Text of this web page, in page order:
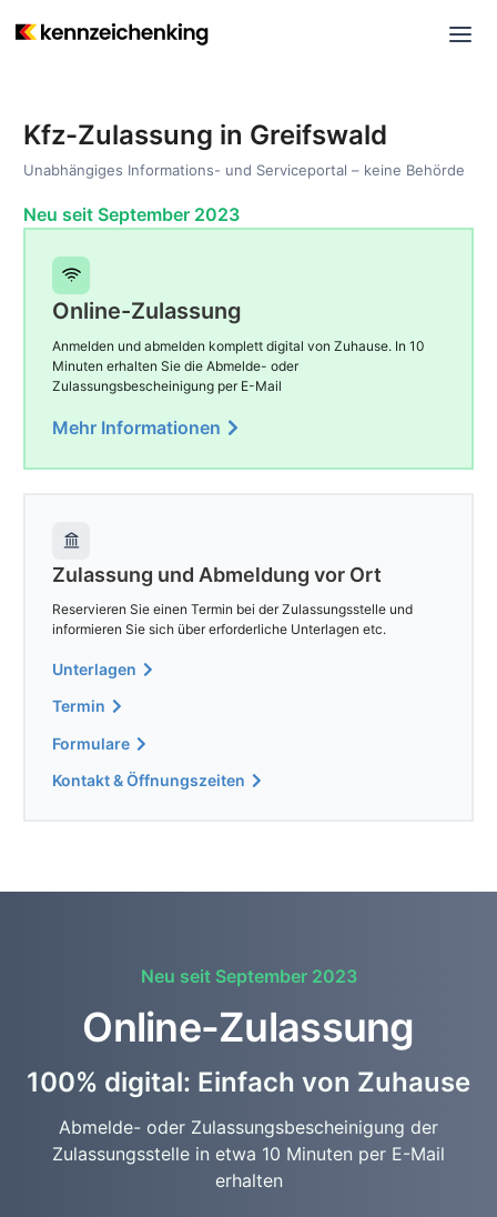
Kfz-Zulassung in Greifswald
Unabhängiges Informations- und Serviceportal – keine Behörde
Neu seit September 2023
Online-Zulassung
Anmelden und abmelden komplett digital von Zuhause. In 10
Minuten erhalten Sie die Abmelde- oder
Zulassungsbescheinigung per E-Mail
Mehr Informationen
Zulassung und Abmeldung vor Ort
Reservieren Sie einen Termin bei der Zulassungsstelle und
informieren Sie sich über erforderliche Unterlagen etc.
Unterlagen
Termin
Formulare
Kontakt & Öffnungszeiten
Neu seit September 2023
Online-Zulassung
100% digital: Einfach von Zuhause
Abmelde- oder Zulassungsbescheinigung der
Zulassungsstelle in etwa 10 Minuten per E-Mail
erhalten